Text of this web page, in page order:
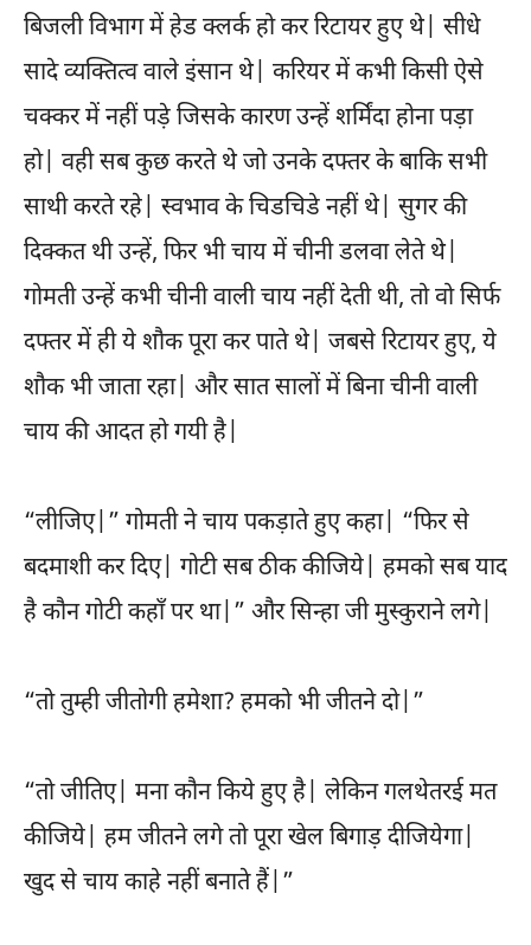
बिजली विभाग में हेड क्लर्क हो कर रिटायर हुए थे| सीधे
सादे व्यक्तित्व वाले इंसान थे| करियर में कभी किसी ऐसे
चक्कर में नहीं पड़े जिसके कारण उन्हें शर्मिंदा होना पड़ा
हो| वही सब कुछ करते थे जो उनके दफ्तर के बाकि सभी
साथी करते रहे| स्वभाव के चिडचिडे नहीं थे| सुगर की
दिक्कत थी उन्हें, फिर भी चाय में चीनी डलवा लेते थे|
गोमती उन्हें कभी चीनी वाली चाय नहीं देती थी, तो वो सिर्फ
दफ्तर में ही ये शौक पूरा कर पाते थे| जबसे रिटायर हुए, ये
शौक भी जाता रहा| और सात सालों में बिना चीनी वाली
चाय की आदत हो गयी है|
“लीजिए|” गोमती ने चाय पकड़ाते हुए कहा| “फिर से
बदमाशी कर दिए| गोटी सब ठीक कीजिये| हमको सब याद
है कौन गोटी कहाँ पर था|” और सिन्हा जी मुस्कुराने लगे|
“तो तुम्ही जीतोगी हमेशा? हमको भी जीतने दो|”
“तो जीतिए| मना कौन किये हुए है| लेकिन गलथेतरई मत
कीजिये| हम जीतने लगे तो पूरा खेल बिगाड़ दीजियेगा|
खुद से चाय काहे नहीं बनाते हैं|”